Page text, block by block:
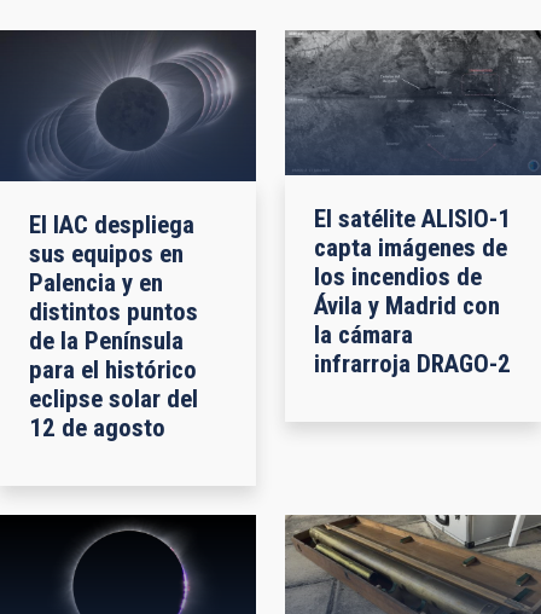
El IAC despliega
sus equipos en
Palencia y en
distintos puntos
de la Península
para el histórico
eclipse solar del
12 de agosto
El satélite ALISIO-1
capta imágenes de
los incendios de
Ávila y Madrid con
la cámara
infrarroja DRAGO-2